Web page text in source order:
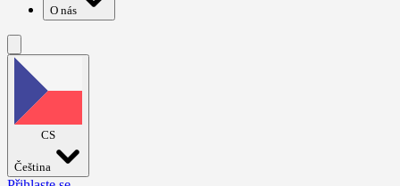
O nás
CS
Čeština